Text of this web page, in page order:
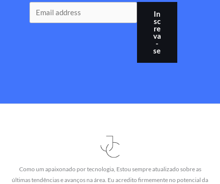
In
sc
re
va
-
se
Como um apaixonado por tecnologia, Estou sempre atualizado sobre as
últimas tendências e avanços na área. Eu acredito firmemente no potencial da